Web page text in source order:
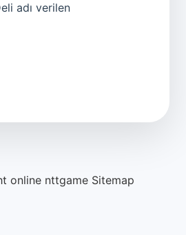
adı verilen
online nttgame Sitemap